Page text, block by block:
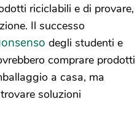
riciclabili e di provare,
Il successo
degli studenti e
comprare prodotti
a casa, ma
soluzioni